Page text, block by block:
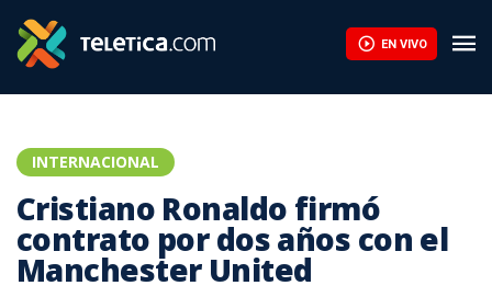
EN VIVO
INTERNACIONAL
Cristiano Ronaldo firmó
contrato por dos años con el
Manchester United